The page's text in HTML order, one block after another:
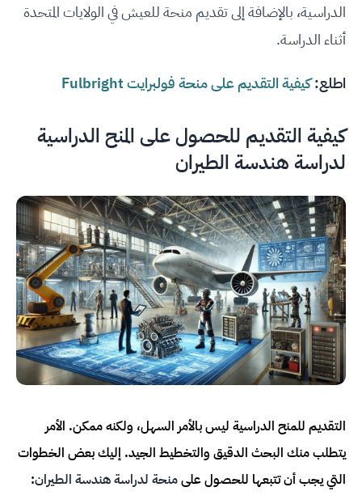
الدراسية، بالإضافة إلى تقديم منحة للعيش في الولايات المتحدة
أثناء الدراسة.
اطلع:كيفية التقديم على منحة فولبرايت Fulbright
كيفية التقديم للحصول على المنح الدراسية
لدراسة هندسة الطيران
التقديم للمنح الدراسية ليس بالأمر السهل، ولكنه ممكن. الأمر
يتطلب منك البحث الدقيق والتخطيط الجيد. إليك بعض الخطوات
التي يجب أن تتبعها للحصول علىمنحة لدراسة هندسة الطيران: